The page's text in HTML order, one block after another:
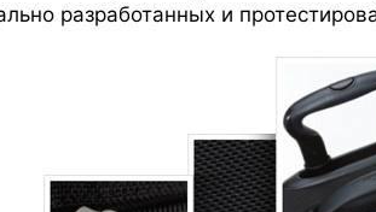
разработанных и